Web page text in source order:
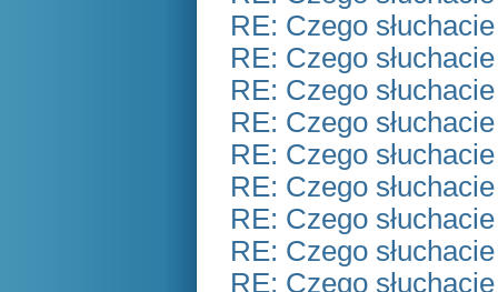
RE: Czego
RE: Czego
RE: Czego
RE: Czego
RE: Czego
RE: Czego
RE: Czego
RE: Czego
RE: Czego